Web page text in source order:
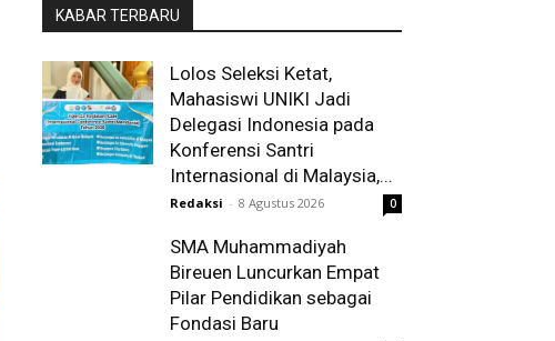
KABAR TERBARU
Lolos Seleksi Ketat,
Mahasiswi UNIKI Jadi
Delegasi Indonesia pada
Konferensi Santri
Internasional di Malaysia,...
Redaksi - 8 Agustus 2026 0
SMA Muhammadiyah
Bireuen Luncurkan Empat
Pilar Pendidikan sebagai
Fondasi Baru